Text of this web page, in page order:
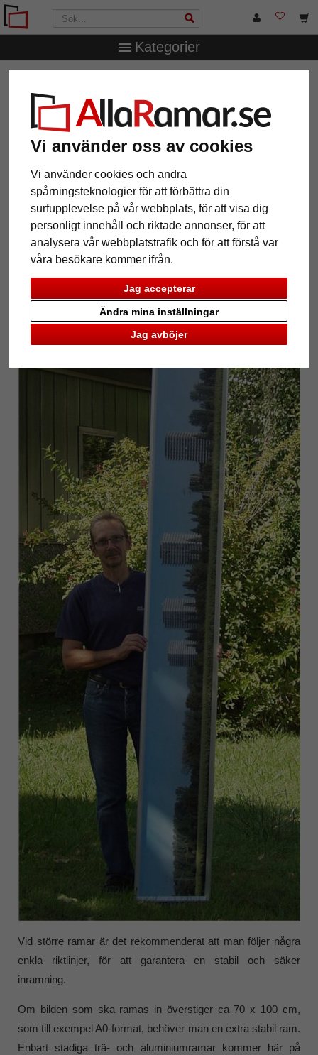
Vi använder oss av cookies
Vi använder cookies och andra
spårningsteknologier för att förbättra din
surfupplevelse på vår webbplats, för att visa dig
personligt innehåll och riktade annonser, för att
analysera vår webbplatstrafik och för att förstå var
våra besökare kommer ifrån.
Jag accepterar
Jag avböjer
Ändra mina inställningar
Kategorier
Ramar i stora format
Vid större ramar är det rekommenderat att man följer några
enkla riktlinjer, för att garantera en stabil och säker
inramning.
Om bilden som ska ramas in överstiger ca 70 x 100 cm,
som till exempel A0-format, behöver man en extra stabil ram.
Enbart stadiga trä- och aluminiumramar kommer här på